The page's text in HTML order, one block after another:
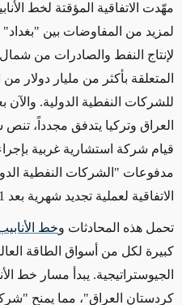
مهّدت الاتفاقية المؤقتة لخط
لمزيد من المفاوضات بين
لإنتاج النفط والصادرات من
المتعلقة بأكثر من مليار دولار
للشركات النفطية الدولية.
العراق وتركيا يتدفق مجدداً،
قيام شركة استشارية غربية
مدفوعات "الشركات النفطية
الاتفاقية لعملية تجديد شهرية بعد 31 كانون الأول/ديسمبر
تحمل هذه المحادثات وخط
كبيرة لكل من أسواق الطاقة
الجيوستراتيجية. يبدأ مسار خط
كردستان العراق"، مما يمنح